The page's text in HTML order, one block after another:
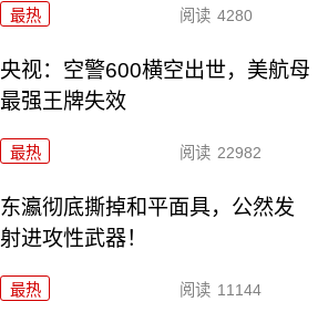
最热 阅读 4280
央视：空警600横空出世，美航母
最强王牌失效
最热 阅读 22982
东瀛彻底撕掉和平面具，公然发
射进攻性武器！
最热 阅读 11144